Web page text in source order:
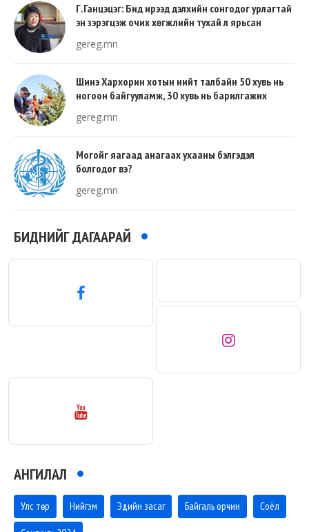
Г.Ганцэцэг: Бид ирээд дэлхийн сонгодог урлагтай
эн зэрэгцэж очих хөгжлийн тухай л ярьсан
gereg.mn
Шинэ Хархорин хотын нийт талбайн 50 хувь нь
ногоон байгууламж, 30 хувь нь барилгажих
gereg.mn
Могойг яагаад анагаах ухааны бэлгэдэл
болгодог вэ?
gereg.mn
БИДНИЙГ ДАГААРАЙ
АНГИЛАЛ
Улс төр Нийгэм Эдийн засаг Байгаль орчин Соёл